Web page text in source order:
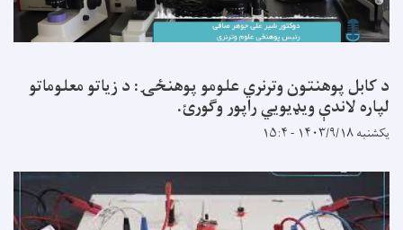
د کابل پوهنتون وترنري علومو پوهنځۍ: د زیاتو معلوماتو
لپاره لاندې ویډیويي راپور وګورئ.
یکشنبه ۱۴۰۳/۹/۱۸ - ۱۵:۴